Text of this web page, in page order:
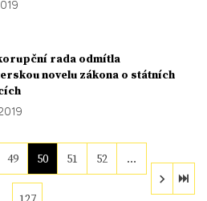
rada odmítla
novelu zákona o státních
49 50 51 52 …